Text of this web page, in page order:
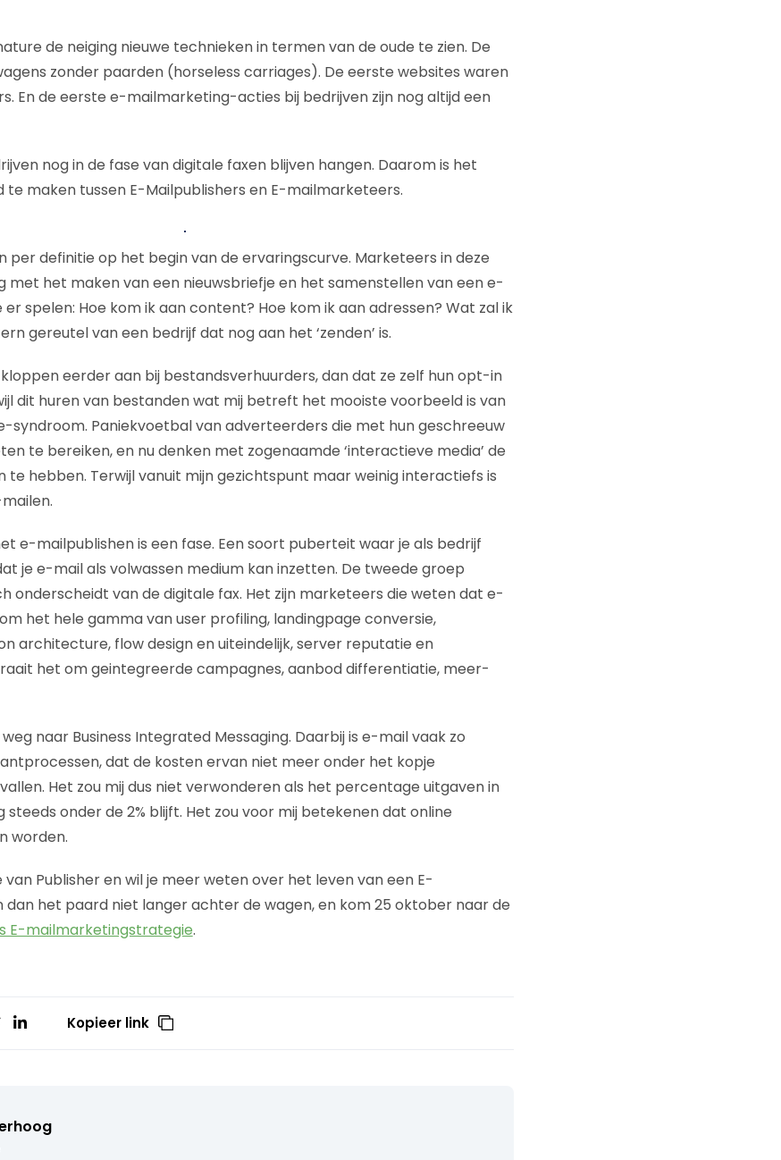
de neiging nieuwe technieken in termen van de oude te zien. De
zonder paarden (horseless carriages). De eerste websites waren
En de eerste e-mailmarketing-acties bij bedrijven zijn nog altijd een
nog in de fase van digitale faxen blijven hangen. Daarom is het
te maken tussen E-Mailpublishers en E-mailmarketeers.
per definitie op het begin van de ervaringscurve. Marketeers in deze
met het maken van een nieuwsbriefje en het samenstellen van een e-
er spelen: Hoe kom ik aan content? Hoe kom ik aan adressen? Wat zal ik
gereutel van een bedrijf dat nog aan het ‘zenden’ is.
eerder aan bij bestandsverhuurders, dan dat ze zelf hun opt-in
dit huren van bestanden wat mij betreft het mooiste voorbeeld is van
syndroom. Paniekvoetbal van adverteerders die met hun geschreeuw
te bereiken, en nu denken met zogenaamde ‘interactieve media’ de
te hebben. Terwijl vanuit mijn gezichtspunt maar weinig interactiefs is
e-mailpublishen is een fase. Een soort puberteit waar je als bedrijf
je e-mail als volwassen medium kan inzetten. De tweede groep
onderscheidt van de digitale fax. Het zijn marketeers die weten dat e-
het hele gamma van user profiling, landingpage conversie,
architecture, flow design en uiteindelijk, server reputatie en
het om geintegreerde campagnes, aanbod differentiatie, meer-
naar Business Integrated Messaging. Daarbij is e-mail vaak zo
dat de kosten ervan niet meer onder het kopje
Het zou mij dus niet verwonderen als het percentage uitgaven in
steeds onder de 2% blijft. Het zou voor mij betekenen dat online
worden.
van Publisher en wil je meer weten over het leven van een E-
dan het paard niet langer achter de wagen, en kom 25 oktober naar de
E-mailmarketingstrategie.
Kopieer link